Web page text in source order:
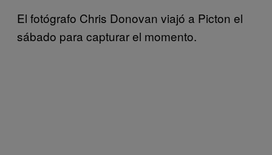
El fotógrafo Chris Donovan viajó a Picton el
sábado para capturar el momento.